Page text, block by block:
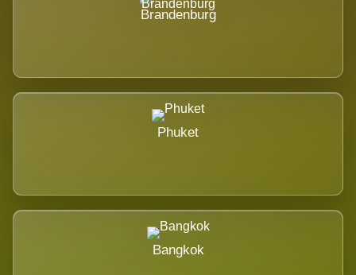
Brandenburg
Phuket
Bangkok